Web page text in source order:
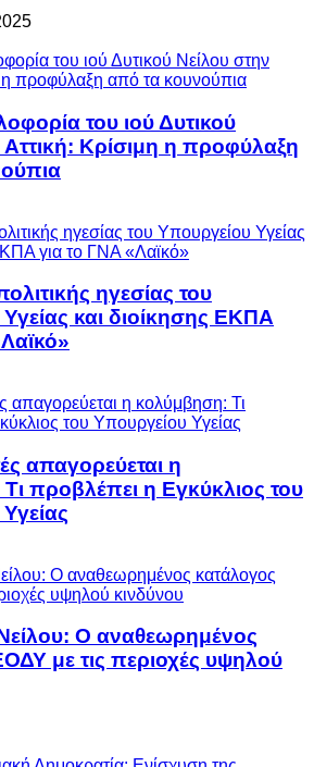
του ιού Δυτικού
Αττική: Κρίσιμη η προφύλαξη
ηγεσίας του
και διοίκησης ΕΚΠΑ
απαγορεύεται η
προβλέπει η Εγκύκλιος του
Νείλου: Ο αναθεωρημένος
με τις περιοχές υψηλού